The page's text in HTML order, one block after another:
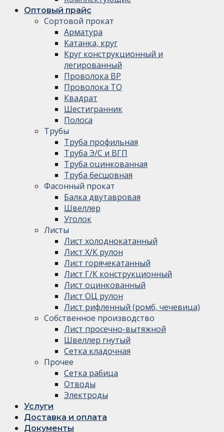
Оптовый прайс
Сортовой прокат
Арматура
Катанка, круг
Круг конструкционный и
легированный
Проволока ВР
Проволока ТО
Квадрат
Шестигранник
Полоса
Трубы
Труба профильная
Труба Э/С и ВГП
Труба оцинкованная
Труба бесшовная
Фасонный прокат
Балка двутавровая
Швеллер
Уголок
Листы
Лист холоднокатанный
Лист Х/К рулон
Лист горячекатанный
Лист Г/К конструкционный
Лист оцинкованный
Лист ОЦ рулон
Лист рифленный (ромб, чечевица)
Собственное производство
Лист просечно-вытяжной
Швеллер гнутый
Сетка кладочная
Прочее
Сетка рабица
Отводы
Электроды
Услуги
Доставка и оплата
Документы